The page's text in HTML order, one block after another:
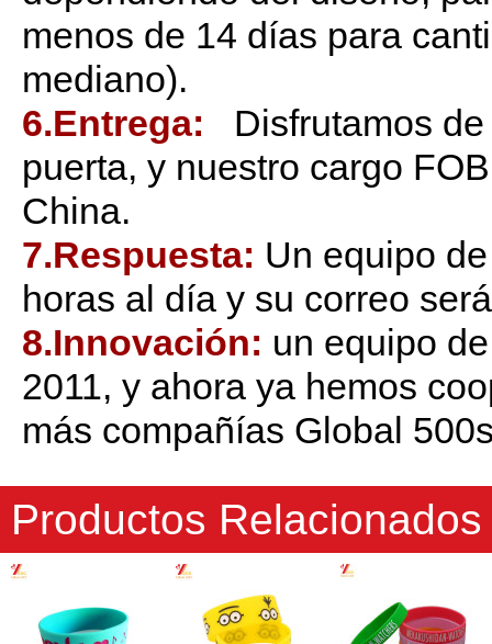
menos de 14 días para
mediano).
6.Entrega:
Disfrutamos
puerta, y nuestro cargo
China.
7.Respuesta: Un equipo
horas al día y su correo
8.Innovación: un equipo
2011, y ahora ya hemos
más compañías Global
Productos Relacionados